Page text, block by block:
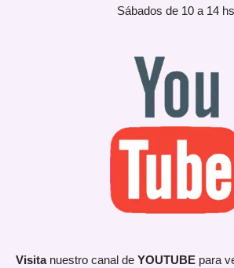
Sábados de 10 a 14 hs
Visita nuestro canal de YOUTUBEpara